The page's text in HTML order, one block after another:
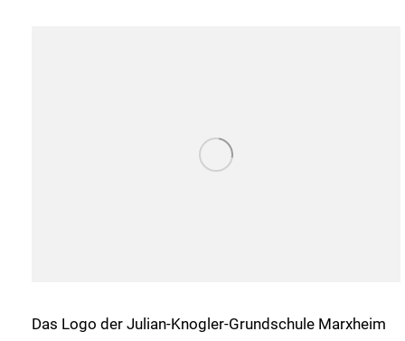
Das Logo der Julian-Knogler-Grundschule Marxheim